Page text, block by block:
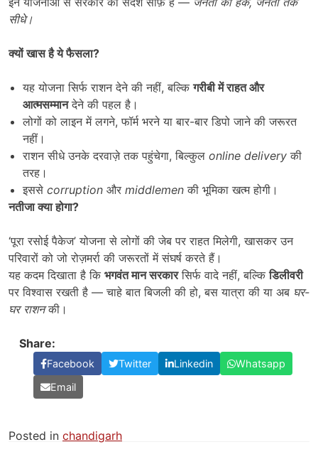
सीधे।
क्यों खास है ये फैसला?
यह योजना सिर्फ राशन देने की नहीं, बल्किगरीबी में राहत और
आत्मसम्मानदेने की पहल है।
लोगों को लाइन में लगने, फॉर्म भरने या बार-बार डिपो जाने की जरूरत
नहीं।
राशन सीधे उनके दरवाज़े तक पहुंचेगा, बिल्कुल online delivery की
तरह।
इससे corruption और middlemen की भूमिका खत्म होगी।
नतीजा क्या होगा?
‘पूरा रसोई पैकेज’ योजना से लोगों की जेब पर राहत मिलेगी, खासकर उन
परिवारों को जो रोज़मर्रा की जरूरतों में संघर्ष करते हैं।
यह कदम दिखाता है कि भगवंत मान सरकारसिर्फ वादे नहीं, बल्किडिलीवरी
पर विश्वास रखती है — चाहे बात बिजली की हो, बस यात्रा की या अब घर-
घर राशनकी।
Share:
Facebook Twitter Linkedin
Whatsapp
Email
Posted in chandigarh